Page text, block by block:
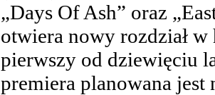
„Days Of Ash” oraz
otwiera nowy rozdział
pierwszy od dziewięciu
premiera planowana jest